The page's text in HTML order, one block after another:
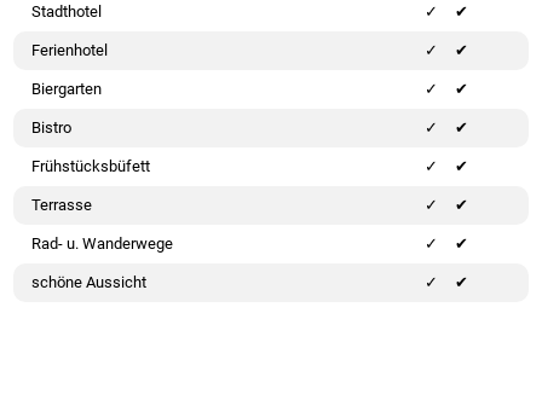
Stadthotel ✔
Ferienhotel ✔
Biergarten ✔
Bistro ✔
Frühstücksbüfett ✔
Terrasse ✔
Rad- u. Wanderwege ✔
schöne Aussicht ✔